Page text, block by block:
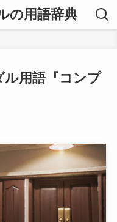
の用語辞典
用語『コンプ